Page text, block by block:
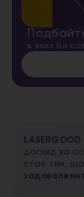
в яких Ви
LASERGOOD
догляд за
стає тим, що